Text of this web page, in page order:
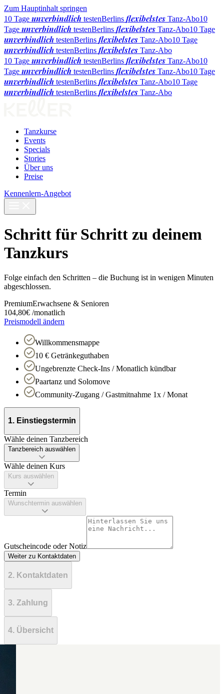
Zum Hauptinhalt springen
10 Tage unverbindlich testenBerlins flexibelstes Tanz-Abo10
Tage unverbindlich testenBerlins flexibelstes Tanz-Abo10 Tage
unverbindlich testenBerlins flexibelstes Tanz-Abo10 Tage
unverbindlich testenBerlins flexibelstes Tanz-Abo
10 Tage unverbindlich testenBerlins flexibelstes Tanz-Abo10
Tage unverbindlich testenBerlins flexibelstes Tanz-Abo10 Tage
unverbindlich testenBerlins flexibelstes Tanz-Abo10 Tage
unverbindlich testenBerlins flexibelstes Tanz-Abo
Tanzkurse
Events
Specials
Stories
Über uns
Preise
Kennenlern-Angebot
Schritt für Schritt zu deinem
Tanzkurs
Folge einfach den Schritten – die Buchung ist in wenigen Minuten
abgeschlossen.
PremiumErwachsene & Senioren
104,80€ /monatlich
Preismodell ändern
Willkommensmappe
10 € Getränkeguthaben
Ungebrenzte Check-Ins / Monatlich kündbar
Paartanz und Solomove
Community-Zugang / Gastmitnahme 1x / Monat
1. Einstiegstermin
Wähle deinen Tanzbereich
Tanzbereich auswählen
Wähle deinen Kurs
Kurs auswählen
Termin
Wunschtermin auswählen
Gutscheincode oder Notiz
Weiter zu Kontaktdaten
2. Kontaktdaten
3. Zahlung
4. Übersicht